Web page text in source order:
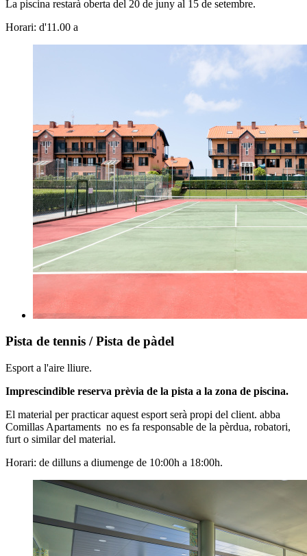
La piscina restarà oberta del 20 de juny al 15 de setembre.
Horari: d'11.00 a
Pista de tennis / Pista de pàdel
Esport a l'aire lliure.
Imprescindible reserva prèvia de la pista a la zona de piscina.
El material per practicar aquest esport serà propi del client. abba
Comillas Apartaments no es fa responsable de la pèrdua, robatori,
furt o similar del material.
Horari: de dilluns a diumenge de 10:00h a 18:00h.